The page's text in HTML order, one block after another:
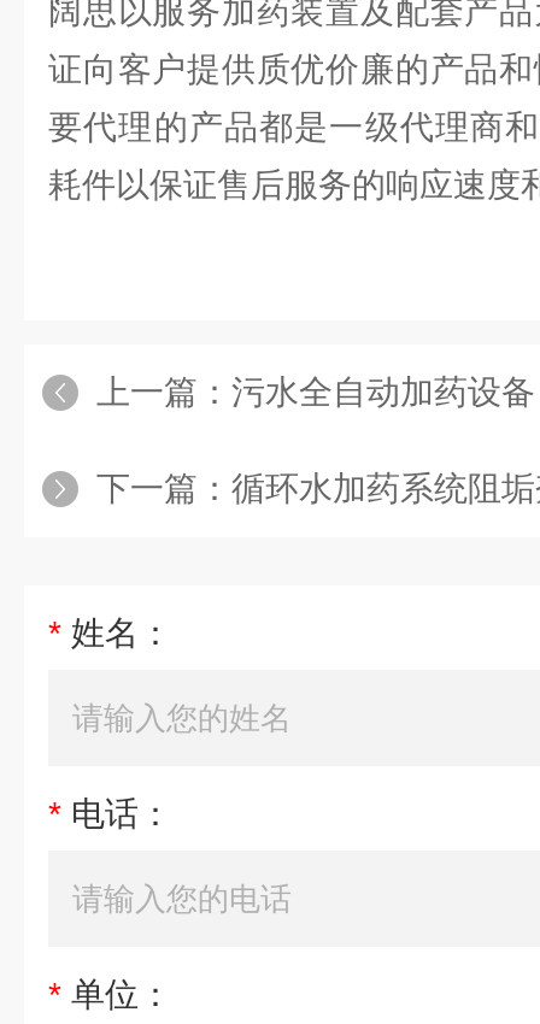
阔思以服务加药装置及配套产
证向客户提供质优价廉的产品
要代理的产品都是一级代理商
耗件以保证售后服务的响应速度
上一篇： 污水全自动加药设备
下一篇： 循环水加药系统阻
* 姓名：
* 电话：
* 单位：